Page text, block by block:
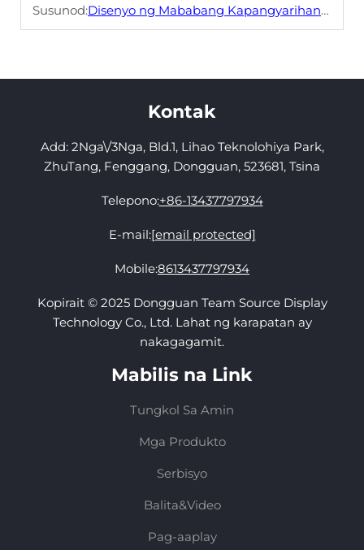
Susunod:Disenyo ng Mababang Kapangyarihan at Pagbabawas ng Sukat para sa Mga Munting LCD Module (0.2-3.5") sa mga Portable na Device
Kontak
Add: 2Nga\/3Nga, Bld.1, Lihao Teknolohiya Park,
ZhuTang, Fenggang, Dongguan, 523681, Tsina
Telepono:+86-13437797934
E-mail:[email protected]
Mobile:8613437797934
Kopirait © 2025 Dongguan Team Source Display
Technology Co., Ltd. Lahat ng karapatan ay
nakagagamit.
Mabilis na Link
Tungkol Sa Amin
Mga Produkto
Serbisyo
Balita&Video
Pag-aaplay